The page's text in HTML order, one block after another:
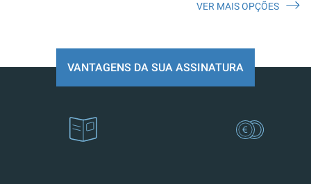
VER MAIS OPÇÕES
VANTAGENS DA SUA ASSINATURA